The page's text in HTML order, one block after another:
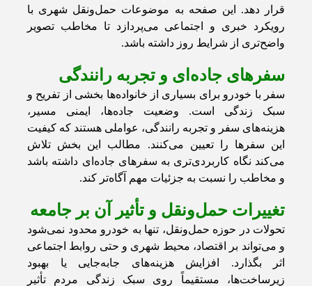
قرار دهد. این صفحه به موضوعات حمل‌ونقل شهری با
رویکرد خبری و اجتماعی می‌پردازد تا مخاطب تصویر
واضح‌تری از شرایط روز داشته باشد.
سفرهای جاده‌ای و تجربه رانندگی
سفر با خودرو برای بسیاری از خانواده‌ها بخشی از تفریح و
سبک زندگی است. وضعیت جاده‌ها، ایمنی مسیر،
هزینه‌های سفر و تجربه رانندگی، عواملی هستند که کیفیت
این سفرها را تعیین می‌کنند. مطالب این بخش تلاش
می‌کند نگاه کاربردی‌تری به سفرهای جاده‌ای داشته باشد
و مخاطب را نسبت به جزئیات مهم آگاه‌تر کند.
تغییرات حمل‌ونقل و تأثیر آن بر جامعه
تحولات در حوزه حمل‌ونقل، تنها به خودرو محدود نمی‌شود
و می‌تواند بر اقتصاد، محیط شهری و حتی روابط اجتماعی
اثر بگذارد. افزایش هزینه‌های جابه‌جایی یا بهبود
زیرساخت‌ها، مستقیماً روی سبک زندگی مردم تأثیر